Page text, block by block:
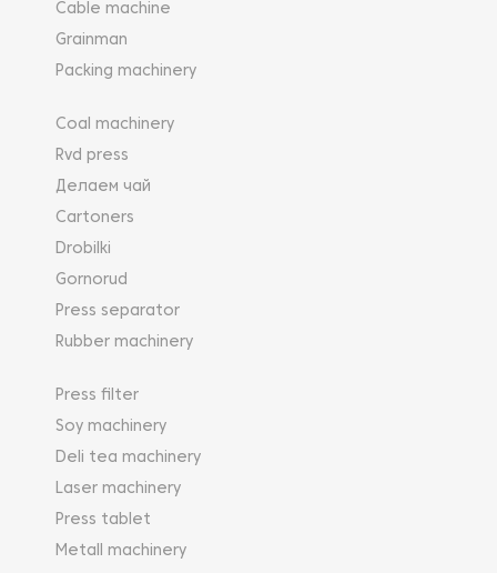
Cable machine
Grainman
Packing machinery
Coal machinery
Rvd press
Делаем чай
Cartoners
Drobilki
Gornorud
Press separator
Rubber machinery
Press filter
Soy machinery
Deli tea machinery
Laser machinery
Press tablet
Metall machinery